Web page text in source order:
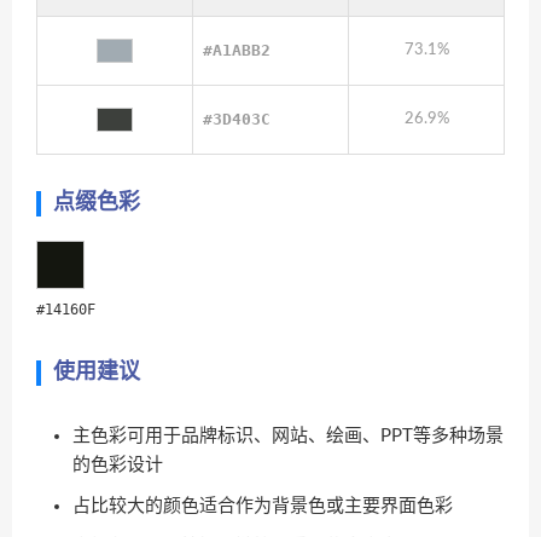
#A1ABB2 73.1%
#3D403C 26.9%
点缀色彩
#14160F
使用建议
主色彩可用于品牌标识、网站、绘画、PPT等多种场景
的色彩设计
占比较大的颜色适合作为背景色或主要界面色彩